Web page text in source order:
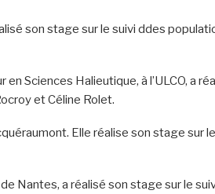
son stage sur le suivi ddes
Sciences Halieutique, à l’ULCO, a
et Céline Rolet.
Elle réalise son stage sur
Nantes, a réalisé son stage sur le